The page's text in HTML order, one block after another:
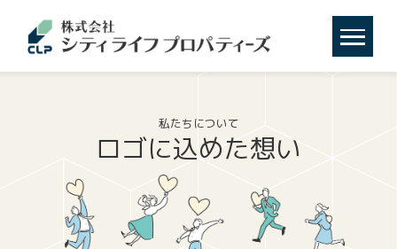
私たちについて
ロゴに込めた想い